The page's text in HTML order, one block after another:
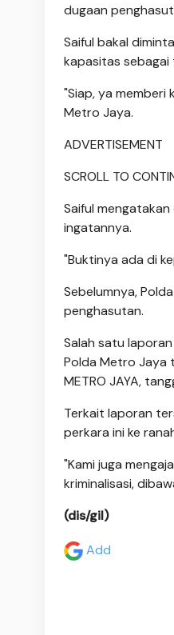
dugaan
Saiful bakal
kapasitas sebagai
"Siap, ya memberi
Metro Jaya.
ADVERTISEMENT
SCROLL TO
Saiful
ingatannya.
"Buktinya ada di
Sebelumnya,
penghasutan.
Salah satu
Polda Metro Jaya
METRO JAYA,
Terkait laporan
perkara ini ke
"Kami juga
kriminalisasi,
(dis/gil)
Add